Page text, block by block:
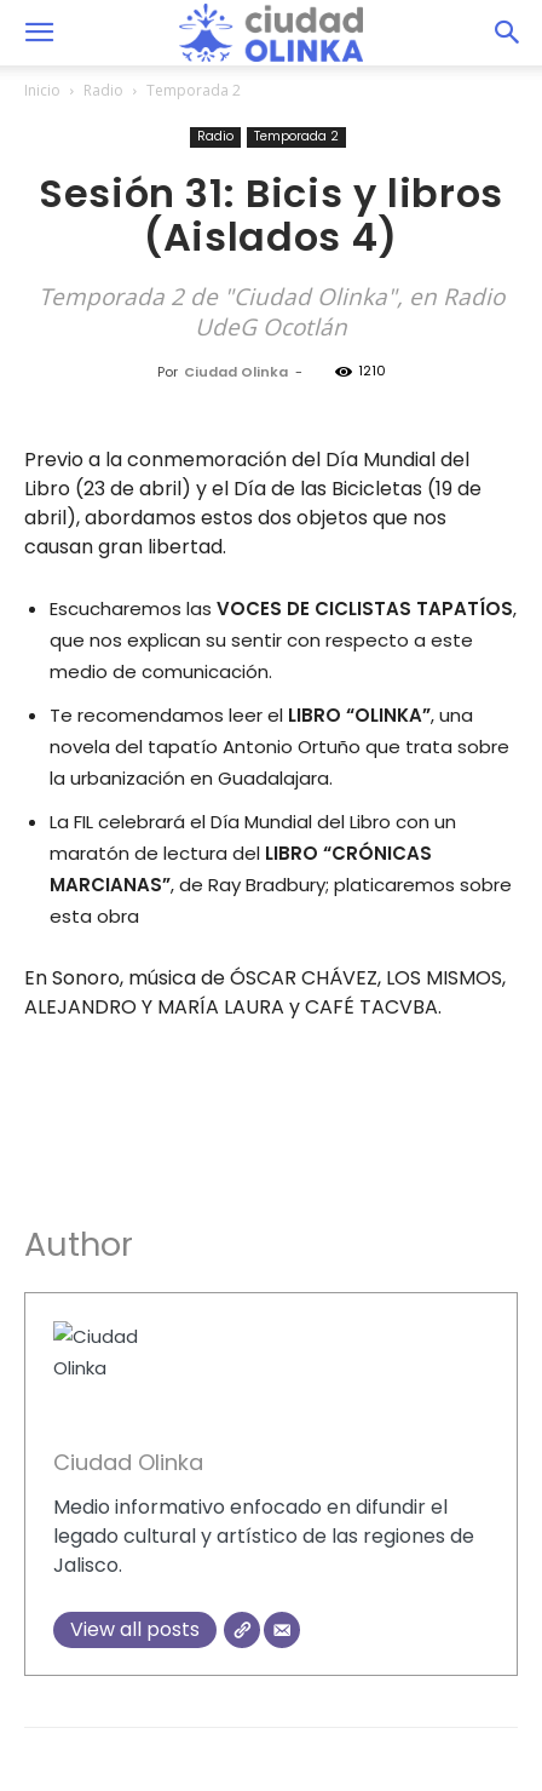
Inicio Radio Temporada 2
Radio Temporada 2
Sesión 31: Bicis y libros
(Aislados 4)
Temporada 2 de "Ciudad Olinka", en Radio
UdeG Ocotlán
Por Ciudad Olinka - 1210
Previo a la conmemoración del Día Mundial del
Libro (23 de abril) y el Día de las Bicicletas (19 de
abril), abordamos estos dos objetos que nos
causan gran libertad.
Escucharemos las VOCES DE CICLISTAS TAPATÍOS,
que nos explican su sentir con respecto a este
medio de comunicación.
Te recomendamos leer el LIBRO “OLINKA”, una
novela del tapatío Antonio Ortuño que trata sobre
la urbanización en Guadalajara.
La FIL celebrará el Día Mundial del Libro con un
maratón de lectura del LIBRO “CRÓNICAS
MARCIANAS”, de Ray Bradbury; platicaremos sobre
esta obra
En Sonoro, música de ÓSCAR CHÁVEZ, LOS MISMOS,
ALEJANDRO Y MARÍA LAURA y CAFÉ TACVBA.
Author
Ciudad Olinka
Medio informativo enfocado en difundir el
legado cultural y artístico de las regiones de
Jalisco.
View all posts